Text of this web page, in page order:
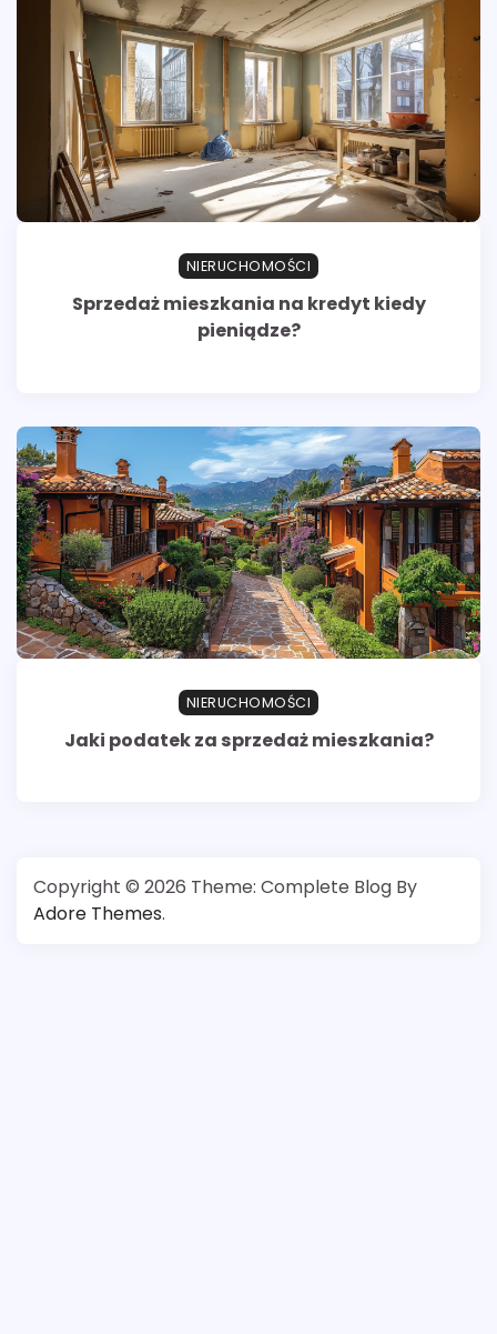
NIERUCHOMOŚCI
Sprzedaż mieszkania na kredyt kiedy
pieniądze?
NIERUCHOMOŚCI
Jaki podatek za sprzedaż mieszkania?
Copyright © 2026 Theme: Complete Blog By
Adore Themes.